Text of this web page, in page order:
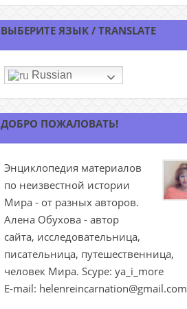
ВЫБЕРИТЕ ЯЗЫК / TRANSLATE
Russian
ДОБРО ПОЖАЛОВАТЬ!
Энциклопедия материалов
по неизвестной истории
Мира - от разных авторов.
Алена Обухова - автор
сайта, исследовательница,
писательница, путешественница,
человек Мира. Scype: ya_i_more
E-mail: helenreincarnation@gmail.com